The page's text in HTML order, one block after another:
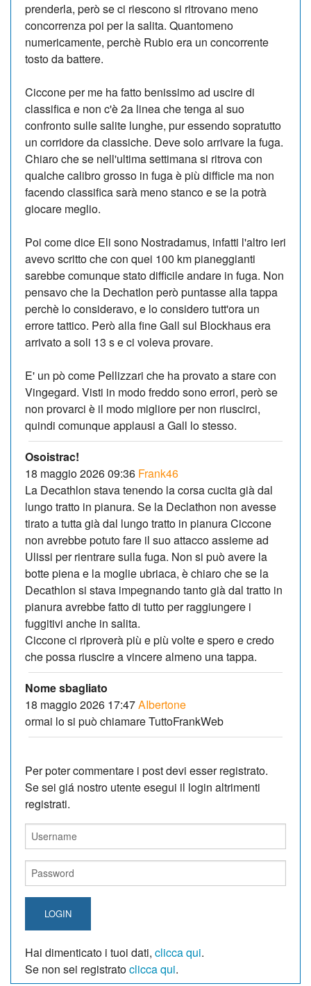
prenderla, però se ci riescono si ritrovano meno
concorrenza poi per la salita. Quantomeno
numericamente, perchè Rubio era un concorrente
tosto da battere.
Ciccone per me ha fatto benissimo ad uscire di
classifica e non c'è 2a linea che tenga al suo
confronto sulle salite lunghe, pur essendo sopratutto
un corridore da classiche. Deve solo arrivare la fuga.
Chiaro che se nell'ultima settimana si ritrova con
qualche calibro grosso in fuga è più difficle ma non
facendo classifica sarà meno stanco e se la potrà
giocare meglio.
Poi come dice Eli sono Nostradamus, infatti l'altro ieri
avevo scritto che con quei 100 km pianeggianti
sarebbe comunque stato difficile andare in fuga. Non
pensavo che la Dechatlon però puntasse alla tappa
perchè lo consideravo, e lo considero tutt'ora un
errore tattico. Però alla fine Gall sul Blockhaus era
arrivato a soli 13 s e ci voleva provare.
E' un pò come Pellizzari che ha provato a stare con
Vingegard. Visti in modo freddo sono errori, però se
non provarci è il modo migliore per non riuscirci,
quindi comunque applausi a Gall lo stesso.
Osoistrac!
18 maggio 2026 09:36 Frank46
La Decathlon stava tenendo la corsa cucita già dal
lungo tratto in pianura. Se la Declathon non avesse
tirato a tutta già dal lungo tratto in pianura Ciccone
non avrebbe potuto fare il suo attacco assieme ad
Ulissi per rientrare sulla fuga. Non si può avere la
botte piena e la moglie ubriaca, è chiaro che se la
Decathlon si stava impegnando tanto già dal tratto in
pianura avrebbe fatto di tutto per raggiungere i
fuggitivi anche in salita.
Ciccone ci riproverà più e più volte e spero e credo
che possa riuscire a vincere almeno una tappa.
Nome sbagliato
18 maggio 2026 17:47AIbertone
ormai lo si può chiamare TuttoFrankWeb
Per poter commentare i post devi esser registrato.
Se sei giá nostro utente esegui il login altrimenti
registrati.
LOGIN
Hai dimenticato i tuoi dati, clicca qui.
Se non sei registratoclicca qui.